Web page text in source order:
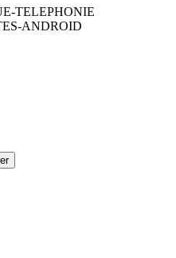
TELEPHONIE
ANDROID